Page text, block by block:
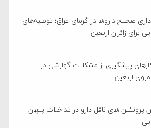
صحیح داروها در گرمای عراق؛ توصیه‌های
برای زائران اربعین
پیشگیری از مشکلات گوارشی در
اربعین
پروتئین های ناقل دارو در تداخلات پنهان